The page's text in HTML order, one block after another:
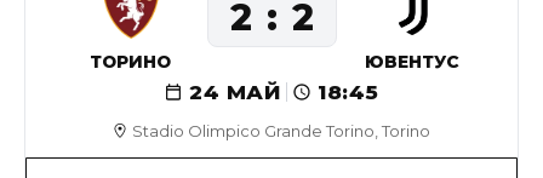
Stadio Olimpico Grande Torino, Torino
24 МАЙ 18:45
ТОРИНО
2 2
ЮВЕНТУС